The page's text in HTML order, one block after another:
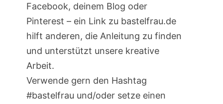
Facebook, deinem Blog oder
Pinterest – ein Link zu bastelfrau.de
hilft anderen, die Anleitung zu finden
und unterstützt unsere kreative
Arbeit.
Verwende gern den Hashtag
#bastelfrau und/oder setze einen